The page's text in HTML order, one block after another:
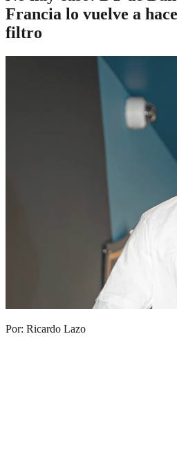
Francia lo vuelve a
filtro
Por: Ricardo Lazo